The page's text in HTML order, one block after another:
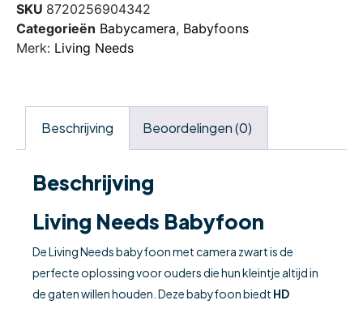
SKU 8720256904342
Categorieën Babycamera, Babyfoons
Merk: Living Needs
Beschrijving Beoordelingen (0)
Beschrijving
Living Needs Babyfoon
De Living Needs babyfoon met camera zwart is de
perfecte oplossing voor ouders die hun kleintje altijd in
de gaten willen houden. Deze babyfoon biedt HD